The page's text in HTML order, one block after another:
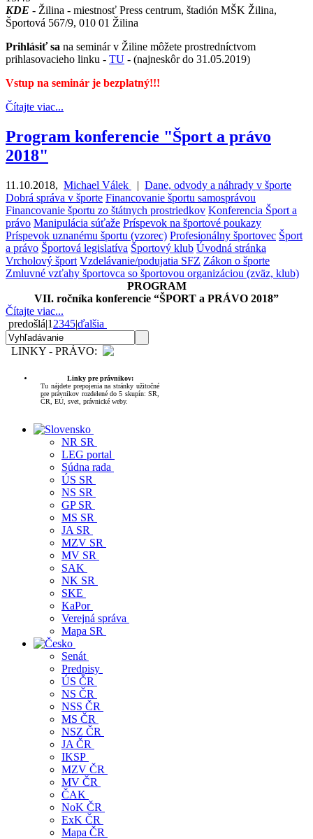
KDE - Žilina - miestnosť Press centrum, štadión MŠK Žilina,
Športová 567/9, 010 01 Žilina
Prihlásiť sa na seminár v Žiline môžete prostredníctvom
prihlasovacieho linku - TU - (najneskôr do 31.05.2019)
Vstup na seminár je bezplatný!!!
Čítajte viac...
Program konferencie "Šport a právo
2018"
11.10.2018, Michael Válek | Dane, odvody a náhrady v športe
Dobrá správa v športe Financovanie športu samosprávou
Financovanie športu zo štátnych prostriedkov Konferencia Šport a
právo Manipulácia súťaže Príspevok na športové poukazy
Príspevok uznanému športu (vzorec) Profesionálny športovec Šport
a právo Športová legislatíva Športový klub Úvodná stránka
Vrcholový šport Vzdelávanie/podujatia SFZ Zákon o športe
Zmluvné vzťahy športovca so športovou organizáciou (zväz, klub)
PROGRAM
VII. ročníka konferencie “ŠPORT a PRÁVO 2018”
Čítajte viac...
predošlá|1 2345|ďalšia
LINKY - PRÁVO:
Linky pre právnikov:
Tu nájdete prepojenia na stránky užitočné
pre právnikov rozdelené do 5 skupín: SR,
ČR, EÚ, svet, právnické weby.
NR SR
LEG portal
Súdna rada
ÚS SR
NS SR
GP SR
MS SR
JA SR
MZV SR
MV SR
SAK
NK SR
SKE
KaPor
Verejná správa
Mapa SR
Senát
Predpisy
ÚS ČR
NS ČR
NSS ČR
MS ČR
NSZ ČR
JA ČR
IKSP
MZV ČR
MV ČR
ČAK
NoK ČR
ExK ČR
Mapa ČR